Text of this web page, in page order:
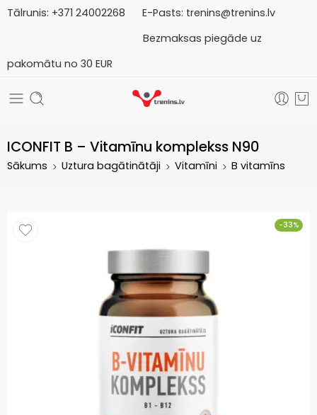
Tālrunis: +371 24002268 E-Pasts: trenins@trenins.lv
Bezmaksas piegāde uz
pakomātu no 30 EUR
ICONFIT B – Vitamīnu komplekss N90
Sākums Uztura bagātinātāji Vitamīni B vitamīns
-33%